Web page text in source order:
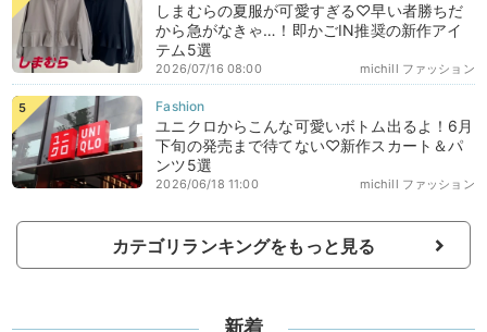
しまむらの夏服が可愛すぎる♡早い者勝ちだ
から急がなきゃ…！即かごIN推奨の新作アイ
テム5選
michill ファッション
2026/07/16 08:00
ユニクロからこんな可愛いボトム出るよ！6月
下旬の発売まで待てない♡新作スカート＆パ
ンツ5選
michill ファッション
2026/06/18 11:00
カテゴリランキングをもっと見る
新着